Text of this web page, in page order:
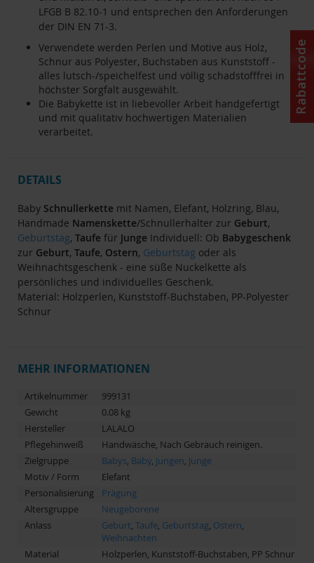
LFGB B 82.10-1 und entsprechen den Anforderungen
der DIN EN 71-3.
Verwendete werden Perlen und Motive aus Holz,
Schnur aus Polyester, Buchstaben aus Kunststoff -
alles lutsch-/speichelfest und völlig schadstofffrei in
höchster Sorgfalt ausgewählt.
Die Babykette ist in liebevoller Arbeit handgefertigt
und mit qualitativ hochwertigen Materialien
verarbeitet.
DETAILS
Baby Schnullerkette mit Namen, Elefant, Holzring, Blau,
Handmade Namenskette/Schnullerhalter zur Geburt,
Geburtstag, Taufe für Junge Individuell: Ob Babygeschenk
zur Geburt, Taufe, Ostern, Geburtstag oder als
Weihnachtsgeschenk - eine süße Nuckelkette als
persönliches und individuelles Geschenk.
Material: Holzperlen, Kunststoff-Buchstaben, PP-Polyester
Schnur
MEHR INFORMATIONEN
Artikelnummer
999131
Gewicht
0.08 kg
Hersteller
LALALO
Pflegehinweiß
Handwäsche, Nach Gebrauch reinigen.
Zielgruppe
Babys, Baby, Jungen, Junge
Motiv / Form
Elefant
Personalisierung
Prägung
Altersgruppe
Neugeborene
Anlass
Geburt, Taufe, Geburtstag, Ostern,
Weihnachten
Material
Holzperlen, Kunststoff-Buchstaben, PP Schnur
Rabattcode